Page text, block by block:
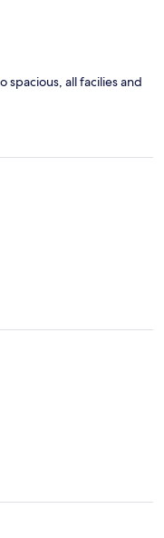
spacious, all facilies and